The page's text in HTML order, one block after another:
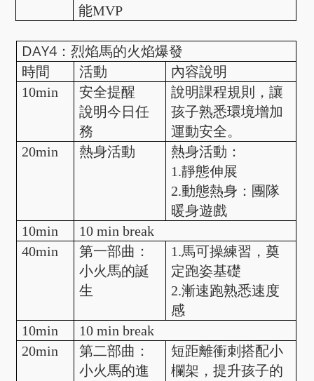
能MVP
DAY4：烈焰馬的火焰爆發
時間 活動
內容說明
10min
安全提醒
說明今日任
務
說明課程規則，讓
孩子熟悉環境增加
運動安全。
20min
熱身活動
熱身活動：
1.靜態伸展
2.動態熱身：團隊
暖身遊戲
10min
10 min break
40min
第一部曲：
小火馬的誕
生
1.馬可操練習，奠
定跑姿基礎
2.漸速跑熟悉速度
感
10min
10 min break
20min
第二部曲：
小火馬的進
短距離衝刺搭配小
欄架，提升孩子的